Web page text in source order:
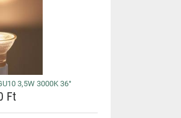
3,5W 3000K 36°
Ft